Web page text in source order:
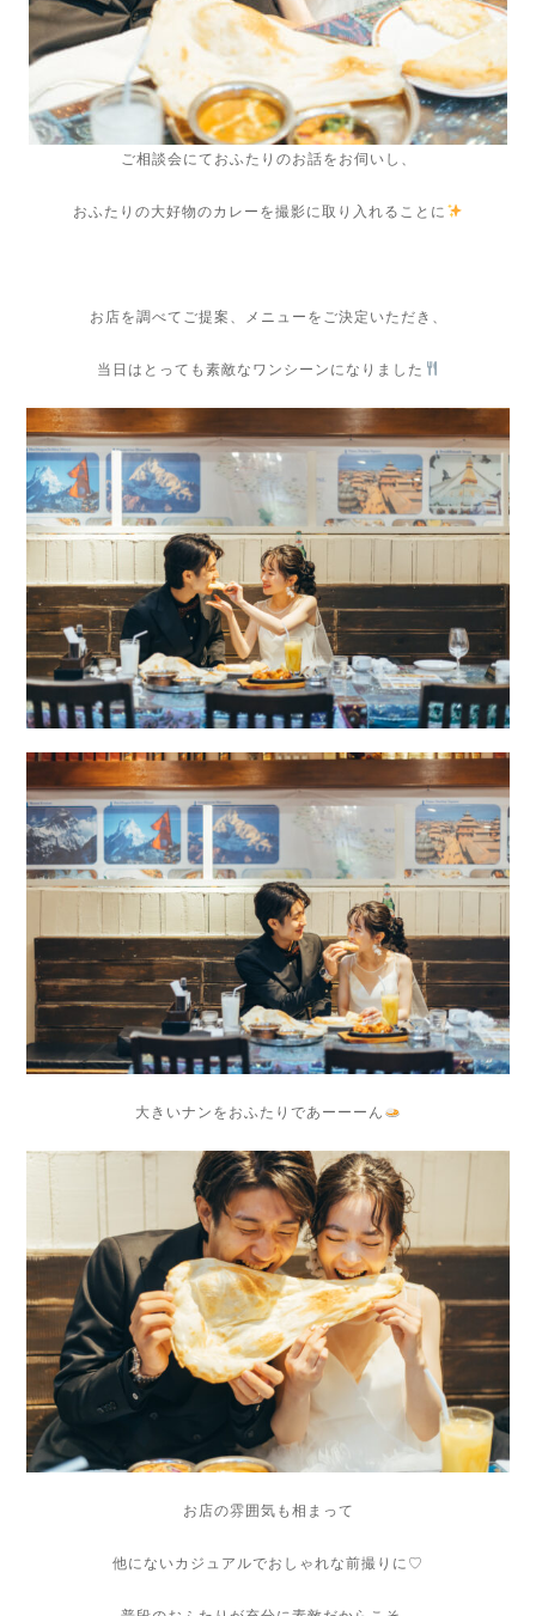
ご相談会にておふたりのお話をお伺いし、
おふたりの大好物のカレーを撮影に取り入れることに
お店を調べてご提案、メニューをご決定いただき、
当日はとっても素敵なワンシーンになりました
大きいナンをおふたりであーーーん
お店の雰囲気も相まって
他にないカジュアルでおしゃれな前撮りに♡